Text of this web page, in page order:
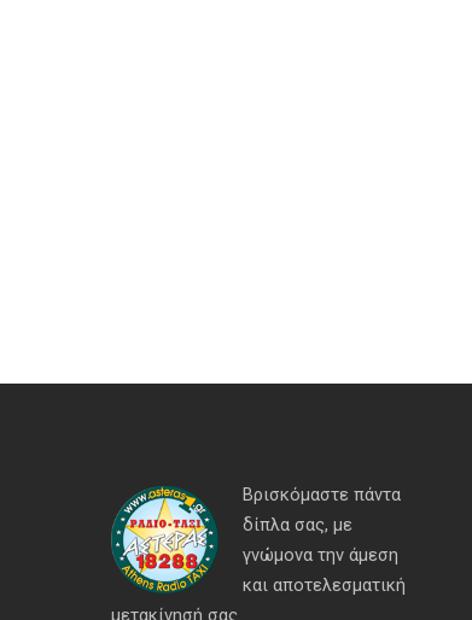
Βρισκόμαστε πάντα
δίπλα σας, με
γνώμονα την άμεση
και αποτελεσματική
μετακίνησή σας.